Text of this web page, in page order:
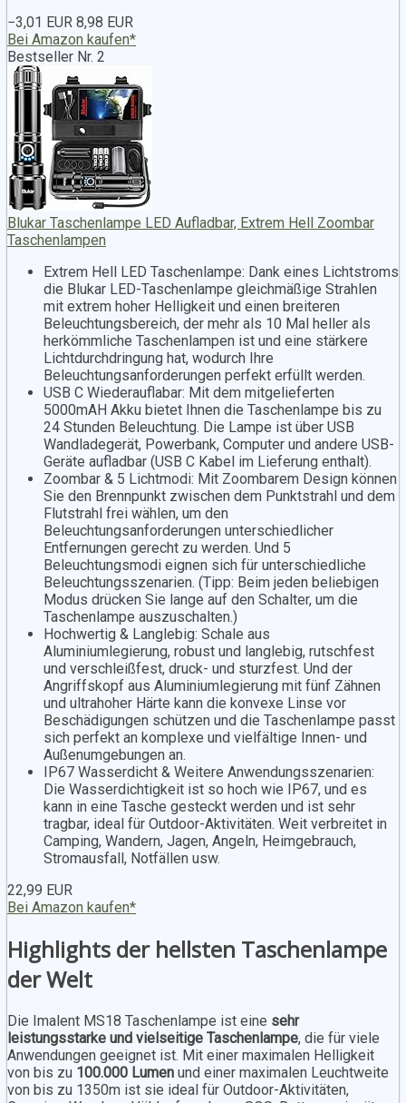
−3,01 EUR 8,98 EUR
Bei Amazon kaufen*
Bestseller Nr. 2
Blukar Taschenlampe LED Aufladbar, Extrem Hell Zoombar
Taschenlampen
Extrem Hell LED Taschenlampe: Dank eines Lichtstroms
die Blukar LED-Taschenlampe gleichmäßige Strahlen
mit extrem hoher Helligkeit und einen breiteren
Beleuchtungsbereich, der mehr als 10 Mal heller als
herkömmliche Taschenlampen ist und eine stärkere
Lichtdurchdringung hat, wodurch Ihre
Beleuchtungsanforderungen perfekt erfüllt werden.
USB C Wiederauflabar: Mit dem mitgelieferten
5000mAH Akku bietet Ihnen die Taschenlampe bis zu
24 Stunden Beleuchtung. Die Lampe ist über USB
Wandladegerät, Powerbank, Computer und andere USB-
Geräte aufladbar (USB C Kabel im Lieferung enthalt).
Zoombar & 5 Lichtmodi: Mit Zoombarem Design können
Sie den Brennpunkt zwischen dem Punktstrahl und dem
Flutstrahl frei wählen, um den
Beleuchtungsanforderungen unterschiedlicher
Entfernungen gerecht zu werden. Und 5
Beleuchtungsmodi eignen sich für unterschiedliche
Beleuchtungsszenarien. (Tipp: Beim jeden beliebigen
Modus drücken Sie lange auf den Schalter, um die
Taschenlampe auszuschalten.)
Hochwertig & Langlebig: Schale aus
Aluminiumlegierung, robust und langlebig, rutschfest
und verschleißfest, druck- und sturzfest. Und der
Angriffskopf aus Aluminiumlegierung mit fünf Zähnen
und ultrahoher Härte kann die konvexe Linse vor
Beschädigungen schützen und die Taschenlampe passt
sich perfekt an komplexe und vielfältige Innen- und
Außenumgebungen an.
IP67 Wasserdicht & Weitere Anwendungsszenarien:
Die Wasserdichtigkeit ist so hoch wie IP67, und es
kann in eine Tasche gesteckt werden und ist sehr
tragbar, ideal für Outdoor-Aktivitäten. Weit verbreitet in
Camping, Wandern, Jagen, Angeln, Heimgebrauch,
Stromausfall, Notfällen usw.
22,99 EUR
Bei Amazon kaufen*
Highlights der hellsten Taschenlampe
der Welt
Die Imalent MS18 Taschenlampe ist eine sehr
leistungsstarke und vielseitige Taschenlampe, die für viele
Anwendungen geeignet ist. Mit einer maximalen Helligkeit
von bis zu 100.000 Lumen und einer maximalen Leuchtweite
von bis zu 1350m ist sie ideal für Outdoor-Aktivitäten,